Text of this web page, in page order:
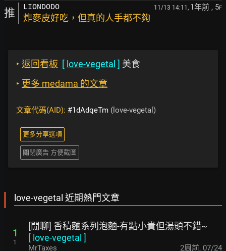
推 LIONDODO 11/13 14:11, 1年前 , 5F
炸麥皮好吃，但真的人手都不夠
‣ 返回看板 [ love-vegetal ] 美食
‣ 更多 medama 的文章
文章代碼(AID): #1dAdqeTm (love-vegetal)
更多分享選項
關閉廣告 方便截圖
love-vegetal 近期熱門文章
1
1
[閒聊] 香積麵系列泡麵-有點小貴但湯頭不錯~
[ love-vegetal ]
MrTaxes 2周前, 07/24